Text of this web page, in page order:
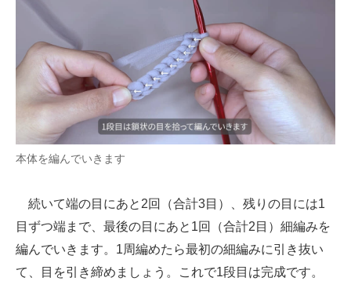
本体を編んでいきます
続いて端の目にあと2回（合計3目）、残りの目には1
目ずつ端まで、最後の目にあと1回（合計2目）細編みを
編んでいきます。1周編めたら最初の細編みに引き抜い
て、目を引き締めましょう。これで1段目は完成です。